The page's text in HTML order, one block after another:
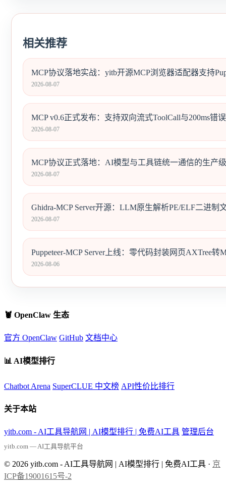
相关推荐
MCP协议落地实战：yitb开源MCP浏览器适配器支持
2026-08-07
MCP v0.6正式发布：支持双向流式ToolCall与200ms错
2026-08-07
MCP协议正式落地：AI模型与工具链统一通信的生产
2026-08-07
Ghidra-MCP Server开源：LLM原生解析PE/ELF二进制
2026-08-07
Puppeteer-MCP Server上线：零代码封装网页AXTree转
2026-08-06
🦞 OpenClaw 生态
官方 OpenClaw GitHub 文档中心
📊 AI模型排行
Chatbot Arena SuperCLUE 中文榜 API性价比排行
关于本站
yitb.com - AI工具导航网 | AI模型排行 | 免费AI工具 管理后台
yitb.com — AI工具导航平台
© 2026 yitb.com - AI工具导航网 | AI模型排行 | 免费AI工具 · 京
ICP备19001615号-2